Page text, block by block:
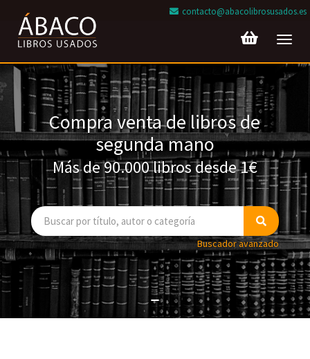
contacto@abacolibrosusados.es
Compra venta de libros de
segunda mano
Más de 90.000 libros desde 1€
Buscador avanzado